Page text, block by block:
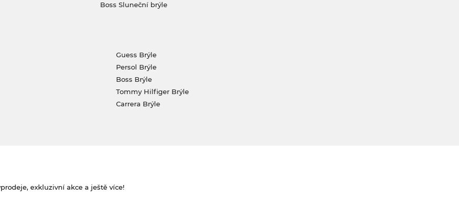
Boss Sluneční brýle
Guess Brýle
Persol Brýle
Boss Brýle
Tommy Hilfiger Brýle
Carrera Brýle
exkluzivní akce a ještě více!